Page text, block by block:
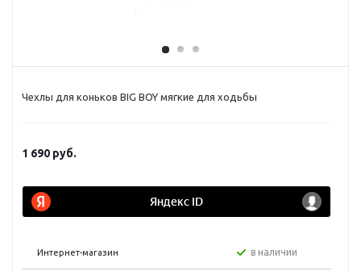
Чехлы для коньков BIG BOY мягкие для ходьбы
1 690 руб.
Интернет-магазин в наличии